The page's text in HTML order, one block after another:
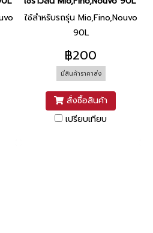
ใช้สำหรับรถรุ่น Mio,Fino,Nouvo
90L
฿200
มีสินค้าราคาส่ง
สั่งซื้อสินค้า
เปรียบเทียบ